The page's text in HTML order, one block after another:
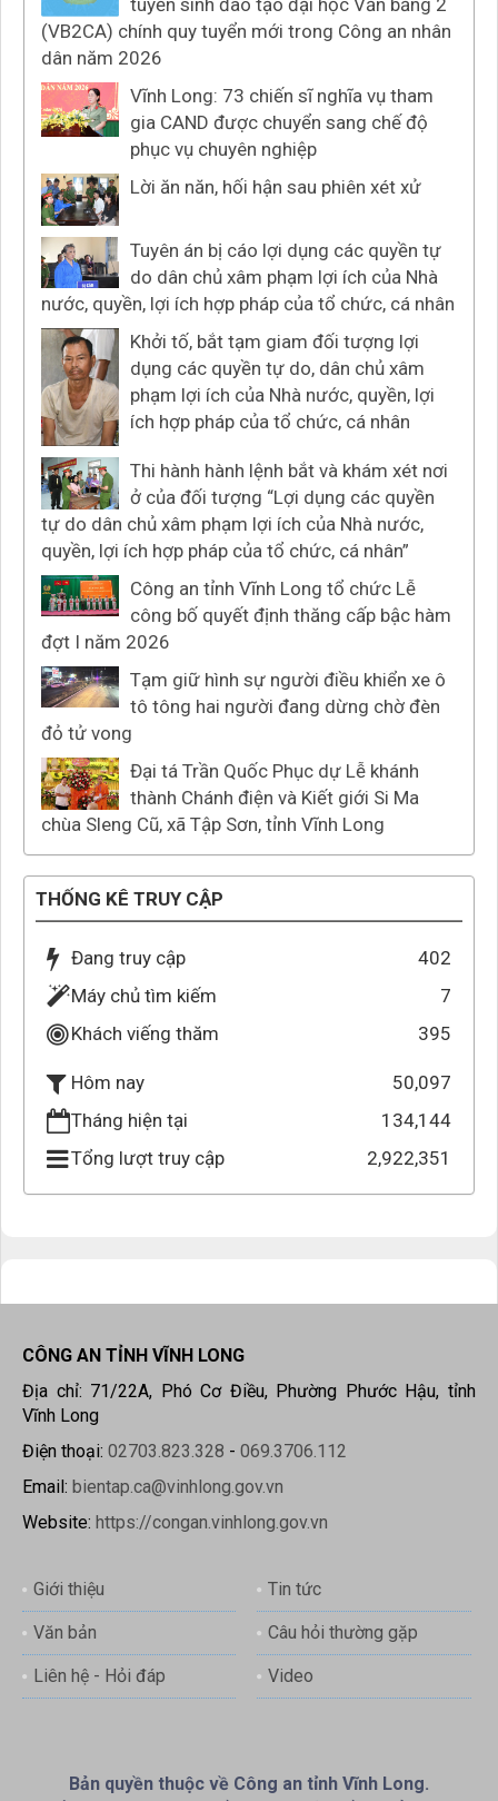
tuyển sinh đào tạo đại học Văn bằng 2
(VB2CA) chính quy tuyển mới trong Công an nhân
dân năm 2026
Vĩnh Long: 73 chiến sĩ nghĩa vụ tham
gia CAND được chuyển sang chế độ
phục vụ chuyên nghiệp
Lời ăn năn, hối hận sau phiên xét xử
Tuyên án bị cáo lợi dụng các quyền tự
do dân chủ xâm phạm lợi ích của Nhà
nước, quyền, lợi ích hợp pháp của tổ chức, cá nhân
Khởi tố, bắt tạm giam đối tượng lợi
dụng các quyền tự do, dân chủ xâm
phạm lợi ích của Nhà nước, quyền, lợi
ích hợp pháp của tổ chức, cá nhân
Thi hành hành lệnh bắt và khám xét nơi
ở của đối tượng “Lợi dụng các quyền
tự do dân chủ xâm phạm lợi ích của Nhà nước,
quyền, lợi ích hợp pháp của tổ chức, cá nhân”
Công an tỉnh Vĩnh Long tổ chức Lễ
công bố quyết định thăng cấp bậc hàm
đợt I năm 2026
Tạm giữ hình sự người điều khiển xe ô
tô tông hai người đang dừng chờ đèn
đỏ tử vong
Đại tá Trần Quốc Phục dự Lễ khánh
thành Chánh điện và Kiết giới Si Ma
chùa Sleng Cũ, xã Tập Sơn, tỉnh Vĩnh Long
THỐNG KÊ TRUY CẬP
Đang truy cập
402
Máy chủ tìm kiếm
7
Khách viếng thăm
395
Hôm nay
50,097
Tháng hiện tại
134,144
Tổng lượt truy cập
2,922,351
CÔNG AN TỈNH VĨNH LONG
Địa chỉ: 71/22A, Phó Cơ Điều, Phường Phước Hậu, tỉnh
Vĩnh Long
Điện thoại: 02703.823.328 - 069.3706.112
Email: bientap.ca@vinhlong.gov.vn
Website: https://congan.vinhlong.gov.vn
Giới thiệu Tin tức
Văn bản Câu hỏi thường gặp
Liên hệ - Hỏi đáp Video
Bản quyền thuộc về Công an tỉnh Vĩnh Long.